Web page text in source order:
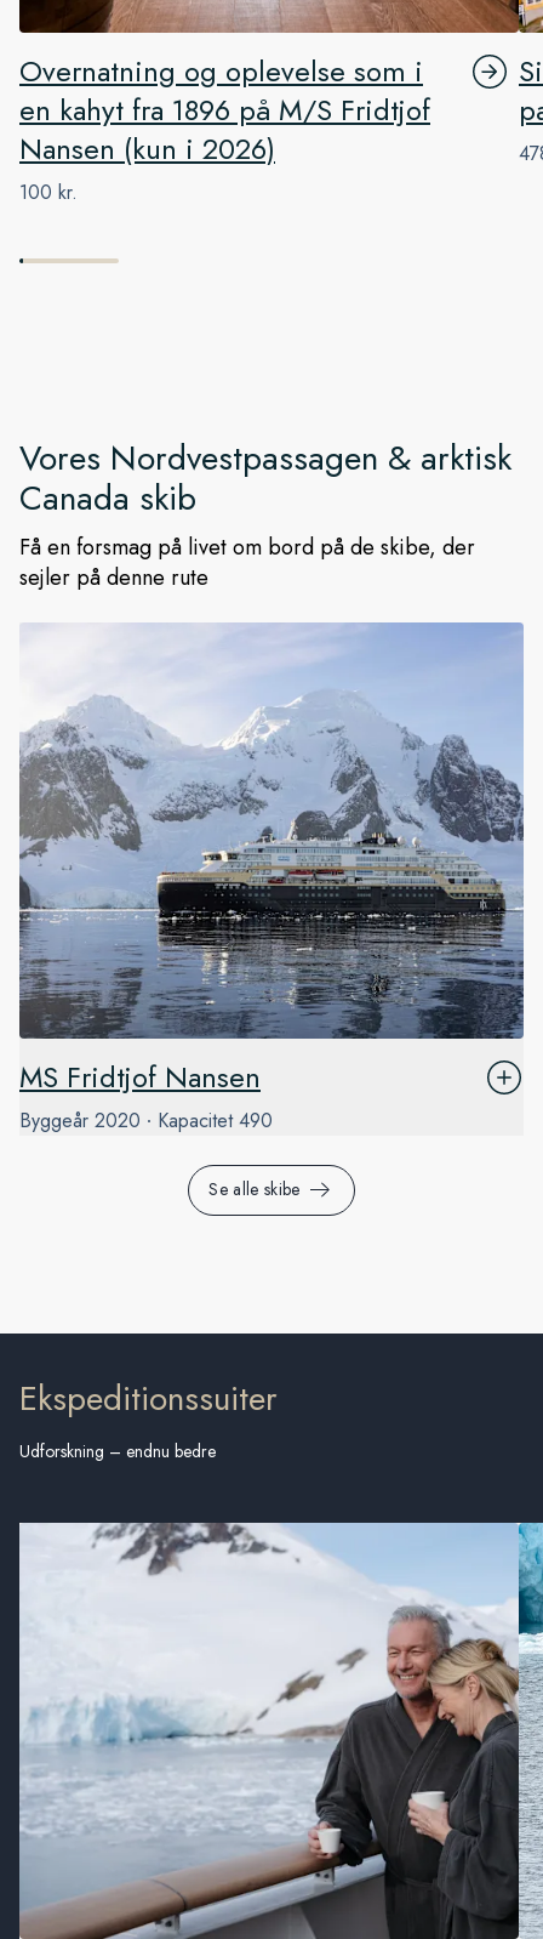
Overnatning og oplevelse som i
en kahyt fra 1896 på M/S Fridtjof
Nansen (kun i 2026)
100 kr.
Vores Nordvestpassagen & arktisk
Canada skib
Få en forsmag på livet om bord på de skibe, der
sejler på denne rute
MS Fridtjof Nansen
Byggeår 2020 Kapacitet 490
Se alle skibe
Ekspeditionssuiter
Udforskning – endnu bedre